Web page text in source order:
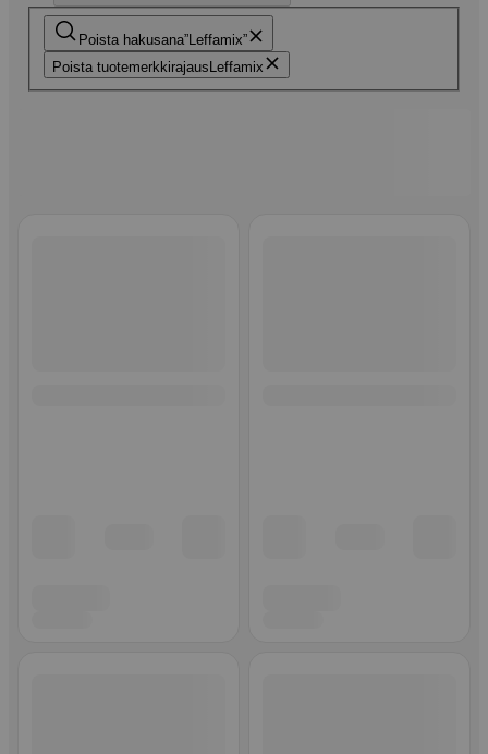
Poista hakusana Leffamix
Poista tuotemerkkirajaus Leffamix